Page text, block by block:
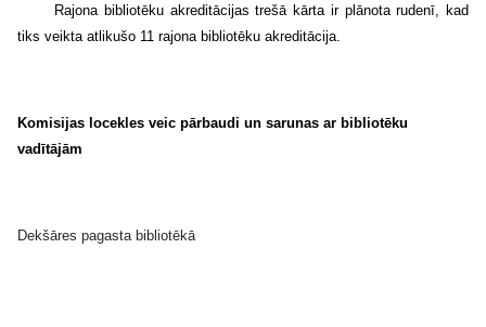
Rajona bibliotēku akreditācijas trešā kārta ir plānota rudenī, kad
tiks veikta atlikušo 11 rajona bibliotēku akreditācija.
Komisijas locekles veic pārbaudi un sarunas ar bibliotēku
vadītājām
Dekšāres pagasta bibliotēkā